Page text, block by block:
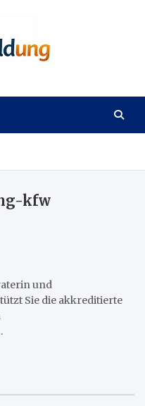
kfw
und
Sie die akkreditierte